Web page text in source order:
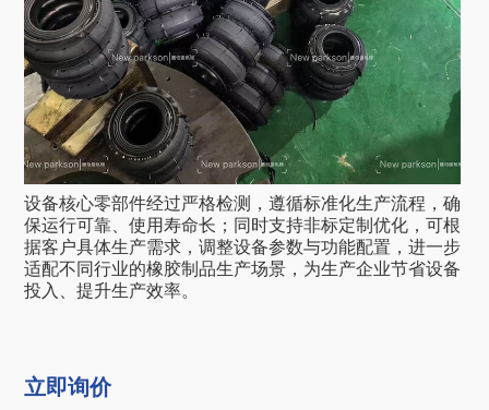
设备核心零部件经过严格检测，遵循标准化生产流程，确
保运行可靠、使用寿命长；同时支持非标定制优化，可根
据客户具体生产需求，调整设备参数与功能配置，进一步
适配不同行业的橡胶制品生产场景，为生产企业节省设备
投入、提升生产效率。
立即询价